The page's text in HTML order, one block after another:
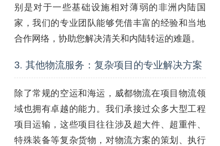
别是对于一些基础设施相对薄弱的非洲内陆国
家，我们的专业团队能够凭借丰富的经验和当地
合作网络，协助您解决清关和内陆转运的难题。
3. 其他物流服务：复杂项目的专业解决方案
除了常规的空运和海运，威都物流在项目物流领
域也拥有卓越的能力。我们承接过众多大型工程
项目运输，这些项目往往涉及超大件、超重件、
特殊装备等复杂货物，对物流方案的策划、执行